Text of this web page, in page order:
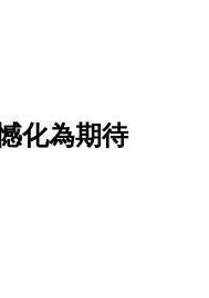
化為期待